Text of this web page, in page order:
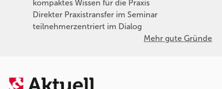
kompaktes Wissen für die Praxis
Direkter Praxistransfer im Seminar
teilnehmerzentriert im Dialog
Mehr gute Gründe